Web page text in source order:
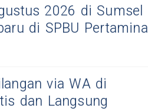
2026 di Sumsel
di SPBU Pertamina
via WA di
dan Langsung